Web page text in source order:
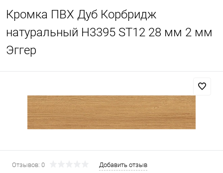
Кромка ПВХ Дуб Корбридж
натуральный Н3395 ST12 28 мм 2 мм
Эггер
Отзывов: 0
Добавить отзыв